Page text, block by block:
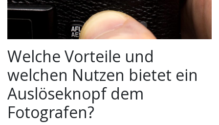
Welche Vorteile und
welchen Nutzen bietet ein
Auslöseknopf dem
Fotografen?